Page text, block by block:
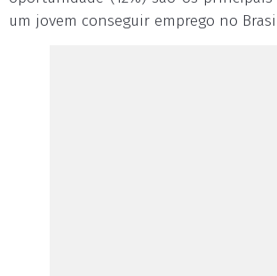
um jovem conseguir emprego no